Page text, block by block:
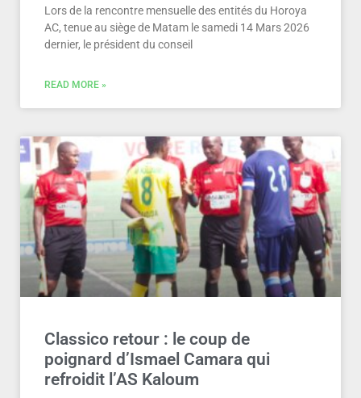
Lors de la rencontre mensuelle des entités du Horoya
AC, tenue au siège de Matam le samedi 14 Mars 2026
dernier, le président du conseil
READ MORE »
Classico retour : le coup de
poignard d’Ismael Camara qui
refroidit l’AS Kaloum